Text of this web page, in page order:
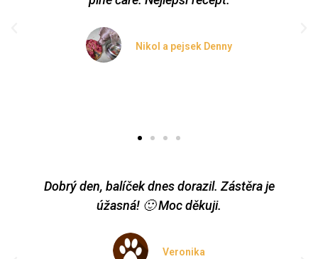
Nikol a pejsek Denny
Dobrý den, balíček dnes dorazil. Zástěra je
úžasná! 🙂 Moc děkuji.
Veronika